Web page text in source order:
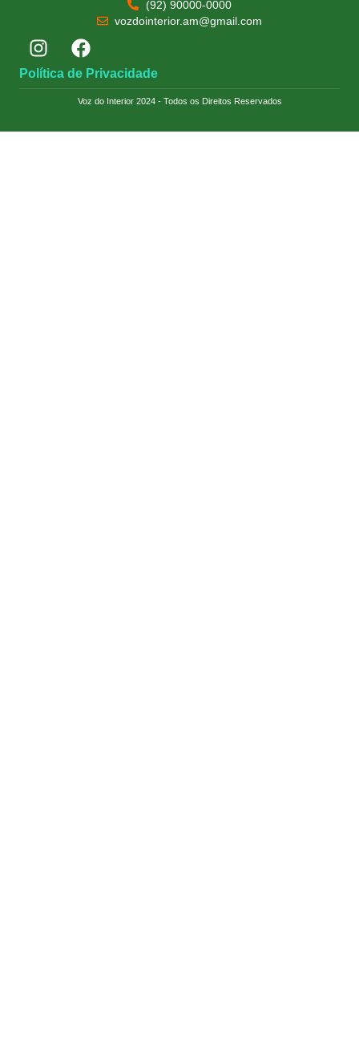
(92) 90000-0000
vozdointerior.am@gmail.com
Política de Privacidade
Voz do Interior 2024 - Todos os Direitos Reservados